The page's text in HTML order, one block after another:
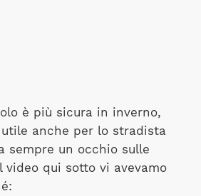
è più sicura in inverno,
utile anche per lo stradista
sempre un occhio sulle
video qui sotto vi avevamo